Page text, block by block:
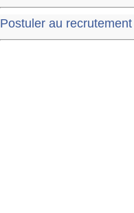
Postuler au